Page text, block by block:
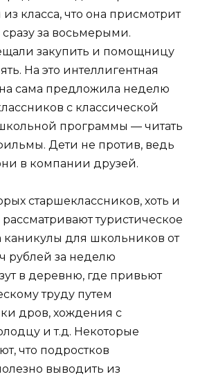
класса, что она присмотрит
за восьмерыми.
закупить и помощницу
На это интеллигентная
сама предложила неделю
с классической
программы — читать
Дети не против, ведь
в компании друзей.
старшеклассников, хоть и
туристическое
для школьников от
рублей за неделю
в деревню, где привьют
труду путем
дров, хождения с
и т.д. Некоторые
что подростков
выводить из